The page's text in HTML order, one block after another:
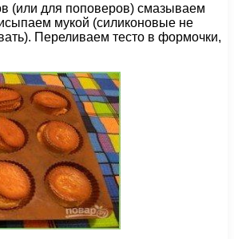
(или для поповеров) смазываем
мукой (силиконовые не
Переливаем тесто в формочки,